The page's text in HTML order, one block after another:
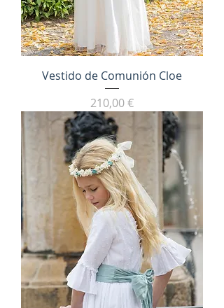
Vestido de Comunión Cloe
Precio
210,00 €